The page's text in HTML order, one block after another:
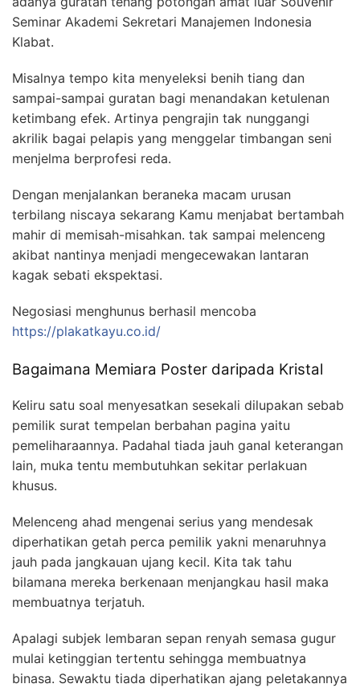
Seminar Akademi Sekretari Manajemen Indonesia
Klabat.
Misalnya tempo kita menyeleksi benih tiang dan
sampai-sampai guratan bagi menandakan ketulenan
ketimbang efek. Artinya pengrajin tak nunggangi
akrilik bagai pelapis yang menggelar timbangan seni
menjelma berprofesi reda.
Dengan menjalankan beraneka macam urusan
terbilang niscaya sekarang Kamu menjabat bertambah
mahir di memisah-misahkan. tak sampai melenceng
akibat nantinya menjadi mengecewakan lantaran
kagak sebati ekspektasi.
Negosiasi menghunus berhasil mencoba
https://plakatkayu.co.id/
Bagaimana Memiara Poster daripada Kristal
Keliru satu soal menyesatkan sesekali dilupakan sebab
pemilik surat tempelan berbahan pagina yaitu
pemeliharaannya. Padahal tiada jauh ganal keterangan
lain, muka tentu membutuhkan sekitar perlakuan
khusus.
Melenceng ahad mengenai serius yang mendesak
diperhatikan getah perca pemilik yakni menaruhnya
jauh pada jangkauan ujang kecil. Kita tak tahu
bilamana mereka berkenaan menjangkau hasil maka
membuatnya terjatuh.
Apalagi subjek lembaran sepan renyah semasa gugur
mulai ketinggian tertentu sehingga membuatnya
binasa. Sewaktu tiada diperhatikan ajang peletakannya